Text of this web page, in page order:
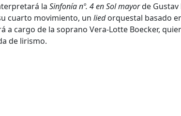
la Sinfonía nº. 4 en Sol mayorde Gustav
cuarto movimiento, un liedorquestal basado
a cargo de la soprano Vera-Lotte Boecker,
de lirismo.